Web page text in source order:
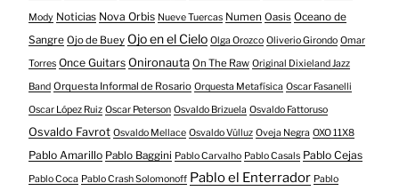
Mody Noticias Nova Orbis Nueve Tuercas Numen Oasis Oceano de
Sangre Ojo de Buey Ojo en el Cielo Olga Orozco Oliverio Girondo Omar
Torres Once Guitars Onironauta On The Raw Original Dixieland Jazz
Band Orquesta Informal de Rosario Orquesta Metafísica Oscar Fasanelli
Oscar López Ruiz Oscar Peterson Osvaldo Brizuela Osvaldo Fattoruso
Osvaldo Favrot Osvaldo Mellace Osvaldo Vülluz Oveja Negra OXO 11X8
Pablo Amarillo Pablo Baggini Pablo Carvalho Pablo Casals Pablo Cejas
Pablo Coca Pablo Crash Solomonoff Pablo el Enterrador Pablo